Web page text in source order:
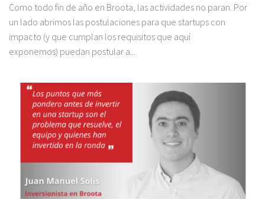
Como todo fin de año en Broota, las actividades no paran. Por
un lado abrimos las postulaciones para que startups con
impacto (y que cumplan los requisitos que aquí
exponemos) puedan postular a...